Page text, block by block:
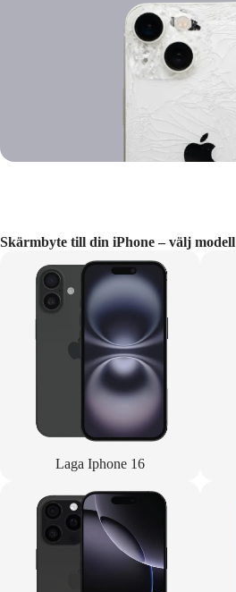
Skärmbyte till din iPhone – välj modell
Laga Iphone 16